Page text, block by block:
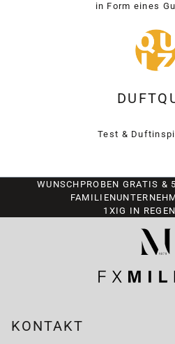
in Form eines
Test &
WUNSCHPROBEN GRATIS &
1XIG IN
KONTAKT